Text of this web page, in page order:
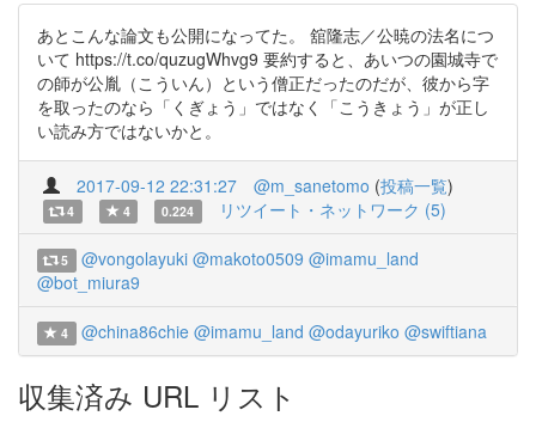
あとこんな論文も公開になってた。 舘隆志／公暁の法名につ
いて https://t.co/quzugWhvg9 要約すると、あいつの園城寺で
の師が公胤（こういん）という僧正だったのだが、彼から字
を取ったのなら「くぎょう」ではなく「こうきょう」が正し
い読み方ではないかと。
2017-09-12 22:31:27 @m_sanetomo (投稿一覧)
4 4 0.224 リツイート・ネットワーク (5)
5 @vongolayuki @makoto0509 @imamu_land
@bot_miura9
4 @china86chie @imamu_land @odayuriko @swiftiana
収集済み URL リスト